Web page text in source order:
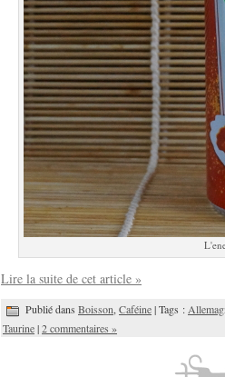
Lire la suite de cet article »
Publié dans Boisson Caféine| Tags :
Taurine|2 commentaires »